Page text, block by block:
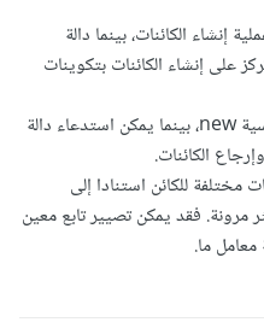
إنشاء الكائنات، بينما دالة
على إنشاء الكائنات بتكوينات
دالة البناء تستخدم الكلمة الرئيسية new، بينما يمكن استدعاء دالة
الكائنات.
مختلفة للكائن استنادا إلى
مرونة. فقد يمكن تصيير تابع معين
ما.